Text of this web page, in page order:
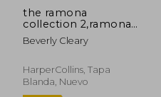
the ramona
collection 2,ramona
and her
father/ramona and
forever/ ramona´s
world (en Inglés)
Beverly Cleary
HarperCollins, Tapa
Blanda, Nuevo